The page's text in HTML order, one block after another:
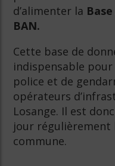
d’alimenter la
BAN.
Cette base de
indispensable pour
police et de
opérateurs
Losange. Il est
jour régulièrement
commune.